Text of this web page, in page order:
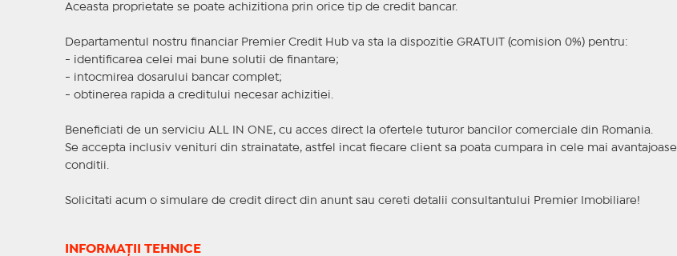
Aceasta proprietate se poate achizitiona prin orice tip de credit bancar.
Departamentul nostru financiar Premier Credit Hub va sta la dispozitie GRATUIT (comision 0%) pentru:
- identificarea celei mai bune solutii de finantare;
- intocmirea dosarului bancar complet;
- obtinerea rapida a creditului necesar achizitiei.
Beneficiati de un serviciu ALL IN ONE, cu acces direct la ofertele tuturor bancilor comerciale din Romania.
Se accepta inclusiv venituri din strainatate, astfel incat fiecare client sa poata cumpara in cele mai avantajoase
conditii.
Solicitati acum o simulare de credit direct din anunt sau cereti detalii consultantului Premier Imobiliare!
INFORMAȚII TEHNICE